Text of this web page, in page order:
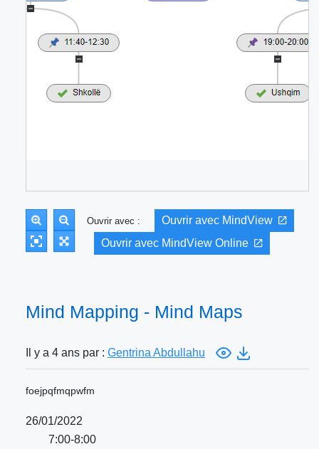
Ouvrir avec :
Ouvrir avec MindView
Ouvrir avec MindView Online
Mind Mapping - Mind Maps
Il y a 4 ans par : Gentrina Abdullahu
foejpqfmqpwfm
26/01/2022
7:00-8:00